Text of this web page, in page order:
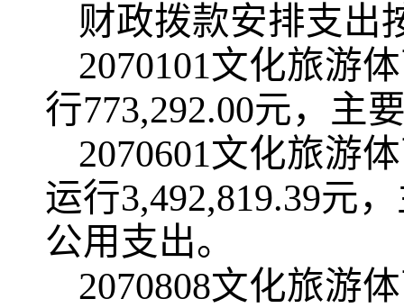
财政拨款安排支出
2070101文化旅游
行773,292.00元，主
2070601文化旅游
运行3,492,819.39元
公用支出。
2070808文化旅游